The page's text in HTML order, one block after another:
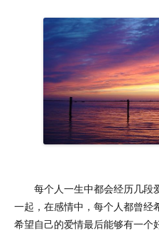
每个人一生中都会经历几段
一起，在感情中，每个人都曾经
希望自己的爱情最后能够有一个